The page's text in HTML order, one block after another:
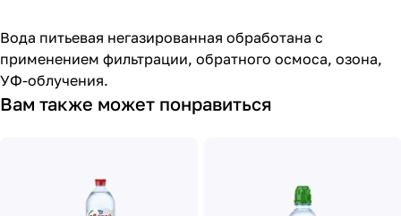
Вода питьевая негазированная обработана с
применением фильтрации, обратного осмоса, озона,
УФ-облучения.
Вам также может понравиться